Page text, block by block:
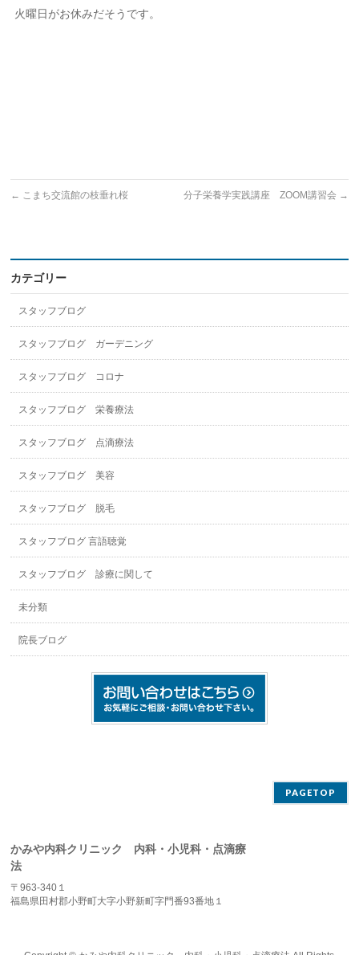
火曜日がお休みだそうです。
← こまち交流館の枝垂れ桜 分子栄養学実践講座 ZOOM講習会 →
カテゴリー
スタッフブログ
スタッフブログ ガーデニング
スタッフブログ コロナ
スタッフブログ 栄養療法
スタッフブログ 点滴療法
スタッフブログ 美容
スタッフブログ 脱毛
スタッフブログ 言語聴覚
スタッフブログ 診療に関して
未分類
院長ブログ
PAGETOP
かみや内科クリニック 内科・小児科・点滴療
法
〒963-340１
福島県田村郡小野町大字小野新町字門番93番地１